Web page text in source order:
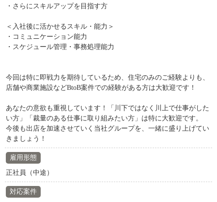
・さらにスキルアップを目指す方
＜入社後に活かせるスキル・能力＞
・コミュニケーション能力
・スケジュール管理・事務処理能力
今回は特に即戦力を期待しているため、住宅のみのご経験よりも、
店舗や商業施設などBtoB案件での経験がある方は大歓迎です！
あなたの意欲も重視しています！「川下ではなく川上で仕事がした
い方」「裁量のある仕事に取り組みたい方」は特に大歓迎です。
今後も出店を加速させていく当社グループを、一緒に盛り上げてい
きましょう！
雇用形態
正社員（中途）
対応案件